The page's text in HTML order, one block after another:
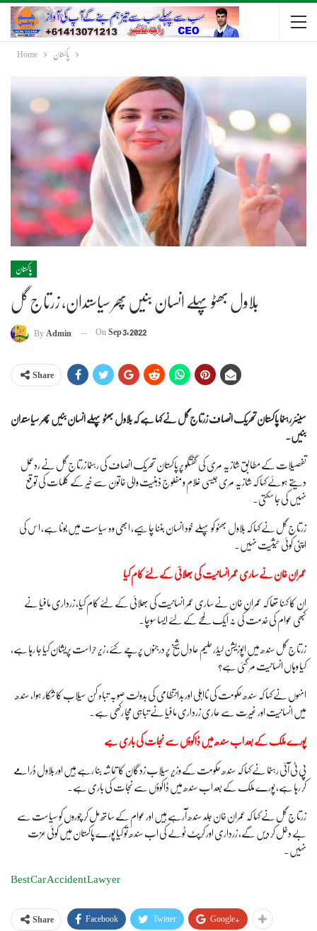
Home پاکستان
پاکستان
بلاول بھٹو پہلے انسان بنیں پھر سیاستدان، زرتاج گل
ByAdmin OnSep 3, 2022
Share
سینئر رہنما پاکستان تحریک انصاف زرتاج گل نے کہا ہے کہ بلاول بھٹو پہلے انسان بنیں پھر سیاستدان
بنیں۔
تفصیلات کے مطابق شازیہ مری کی گفتگو پر پاکستان تحریک انصاف کی رہنما زرتاج گل نے ردعمل
دیتے ہوئے کہا کہ شازیہ مری جیسی غلام و مفلوج ذہنیت والی خاتون سے خیر کے کلمات کی توقع
نہیں کی جا سکتی۔
زرتاج گل نے کہا کہ بلاول بھٹو کو پہلے خود انسان بننا چاہیے، ابھی وہ سیاست میں بونا ہے، اس کی
اپنی کوئی حیثیت نہیں۔
عمران خان نے ساری عمر انسانیت کی بھلائی کے لئے کام کیا
ان کا کہنا تھا کہ عمران خان نے ساری عمر انسانیت کی بھلائی کے لئے کام کیا، زرداری مافیا نے
کبھی عوام کی خدمت کی نہ ایک لمحے کے لئے ایسا سوچا۔
زرتاج گل سندھ میں اپوزیشن لیڈر حلیم عادل شیخ پر درجنوں پرچے کئے، زیر حراست پریشان کیا جا رہا ہے،
کیا وہاں انسانیت مر گئی ہے؟
انہوں نے کہا کہ سندھ حکومت کی نااہلی اور بدانتظامی کی بدولت صوبہ تباہ کن سیلاب کا شکار ہوا، سندھ
میں انسانیت اور غیرت سے عاری زرداری مافیا نے تباہی مچا رکھی ہے۔
پورے ملک کے بعد اب سندھ میں ڈاکوؤں سے نجات کی باری ہے
پی ٹی آئی رہنما نے کہا کہ سندھ حکومت کے وزیر سیلاب زدگان کا تماشہ بنا رہے ہیں اور بلاول ڈرامے
کر رہا ہے، پورے ملک کے بعد اب سندھ میں ڈاکوؤں سے نجات کی باری ہے۔
زرتاج گل نے کہا کہ عمران خان جلد سندھ آرہے ہیں اور عوام کے ساتھ مل کر چوروں کو سیاست سے
بے دخل کر دیں گے، زرداری اور کرپٹ ٹولے کی اب سندھ تو کیا پورے پاکستان میں کوئی عزت
نہیں۔
Best Car Accident Lawyer
Share Facebook Twitter Google+